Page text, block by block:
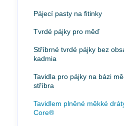
Pájecí pasty na fitinky
Tvrdé pájky pro měď
Stříbrné tvrdé pájky bez
kadmia
Tavidla pro pájky na bázi
stříbra
Tavidlem plněné měkké
Core®